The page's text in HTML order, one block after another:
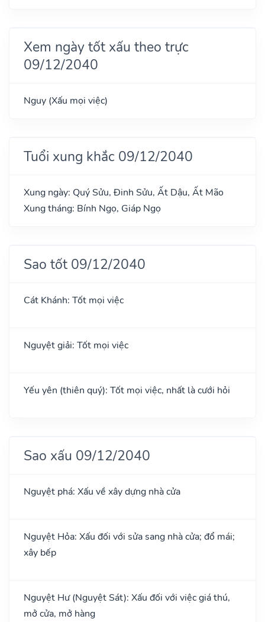
Xem ngày tốt xấu theo trực
09/12/2040
Nguy (Xấu mọi việc)
Tuổi xung khắc 09/12/2040
Xung ngày: Quý Sửu, Đinh Sửu, Ất Dậu, Ất Mão
Xung tháng: Bính Ngọ, Giáp Ngọ
Sao tốt 09/12/2040
Cát Khánh: Tốt mọi việc
Nguyệt giải: Tốt mọi việc
Yếu yên (thiên quý): Tốt mọi việc, nhất là cưới hỏi
Sao xấu 09/12/2040
Nguyệt phá: Xấu về xây dựng nhà cửa
Nguyệt Hỏa: Xấu đối với sửa sang nhà cửa; đổ mái;
xây bếp
Nguyệt Hư (Nguyệt Sát): Xấu đối với việc giá thú,
mở cửa, mở hàng